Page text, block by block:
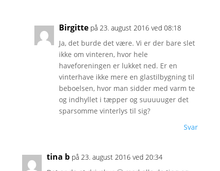
Birgitte på 23. august 2016 ved 08:18
Ja, det burde det være. Vi er der bare slet
ikke om vinteren, hvor hele
haveforeningen er lukket ned. Er en
vinterhave ikke mere en glastilbygning til
beboelsen, hvor man sidder med varm te
og indhyllet i tæpper og suuuuuger det
sparsomme vinterlys til sig?
Svar
tina b på 23. august 2016 ved 20:34